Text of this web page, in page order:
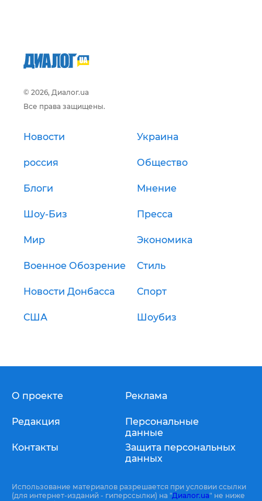
© 2026, Диалог.ua
Все права защищены.
Новости Украина
россия Общество
Блоги Мнение
Шоу-Биз Пресса
Мир Экономика
Военное Обозрение Стиль
Новости Донбасса Спорт
США Шоубиз
О проекте
Редакция
Контакты
Реклама
Персональные
данные
Защита персональных
данных
Использование материалов разрешается при условии ссылки
(для интернет-изданий - гиперссылки) на "Диалог.ua" не ниже